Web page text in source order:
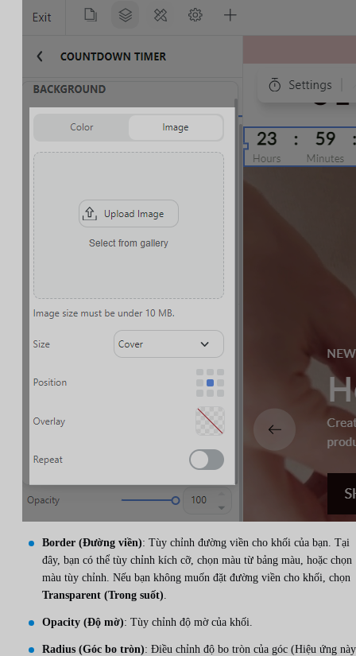
Border (Đường viền): Tùy chỉnh đường viền cho khối của bạn. Tại
đây, bạn có thể tùy chỉnh kích cỡ, chọn màu từ bảng màu, hoặc chọn
màu tùy chỉnh. Nếu bạn không muốn đặt đường viền cho khối, chọn
Transparent (Trong suốt)
Opacity (Độ mờ): Tùy chỉnh độ mờ của khối.
Radius (Góc bo tròn): Điều chỉnh độ bo tròn của góc (Hiệu ứng này